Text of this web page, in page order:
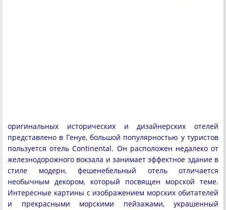
оригинальных исторических и дизайнерских отелей
представлено в Генуе, большой популярностью у туристов
пользуется отель Continental. Он расположен недалеко от
железнодорожного вокзала и занимает эффектное здание в
стиле модерн, фешенебельный отель отличается
необычным декором, который посвящен морской теме.
Интересные картины с изображением морских обитателей
и прекрасными морскими пейзажами, украшенный